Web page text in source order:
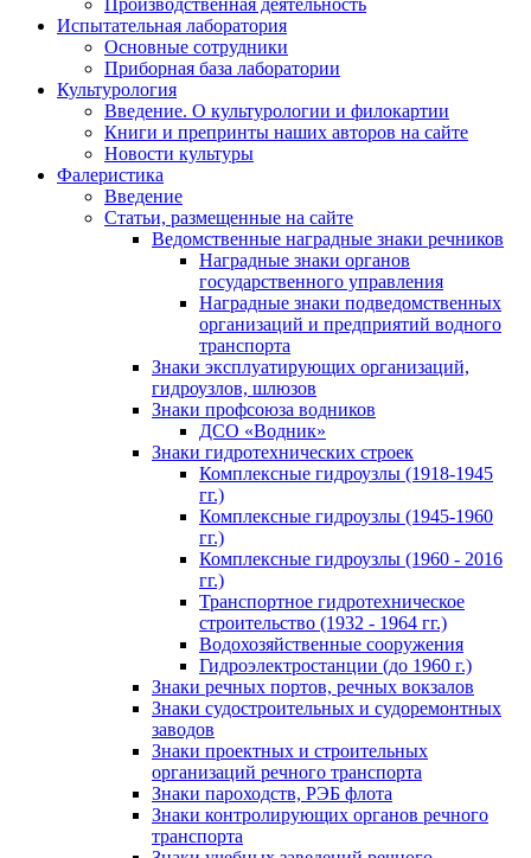
Производственная деятельность
Испытательная лаборатория
Основные сотрудники
Приборная база лаборатории
Культурология
Введение. О культурологии и филокартии
Книги и препринты наших авторов на сайте
Новости культуры
Фалеристика
Введение
Статьи, размещенные на сайте
Ведомственные наградные знаки речников
Наградные знаки органов
государственного управления
Наградные знаки подведомственных
организаций и предприятий водного
транспорта
Знаки эксплуатирующих организаций,
гидроузлов, шлюзов
Знаки профсоюза водников
ДСО «Водник»
Знаки гидротехнических строек
Комплексные гидроузлы (1918-1945
гг.)
Комплексные гидроузлы (1945-1960
гг.)
Комплексные гидроузлы (1960 - 2016
гг.)
Транспортное гидротехническое
строительство (1932 - 1964 гг.)
Водохозяйственные сооружения
Гидроэлектростанции (до 1960 г.)
Знаки речных портов, речных вокзалов
Знаки судостроительных и судоремонтных
заводов
Знаки проектных и строительных
организаций речного транспорта
Знаки пароходств, РЭБ флота
Знаки контролирующих органов речного
транспорта